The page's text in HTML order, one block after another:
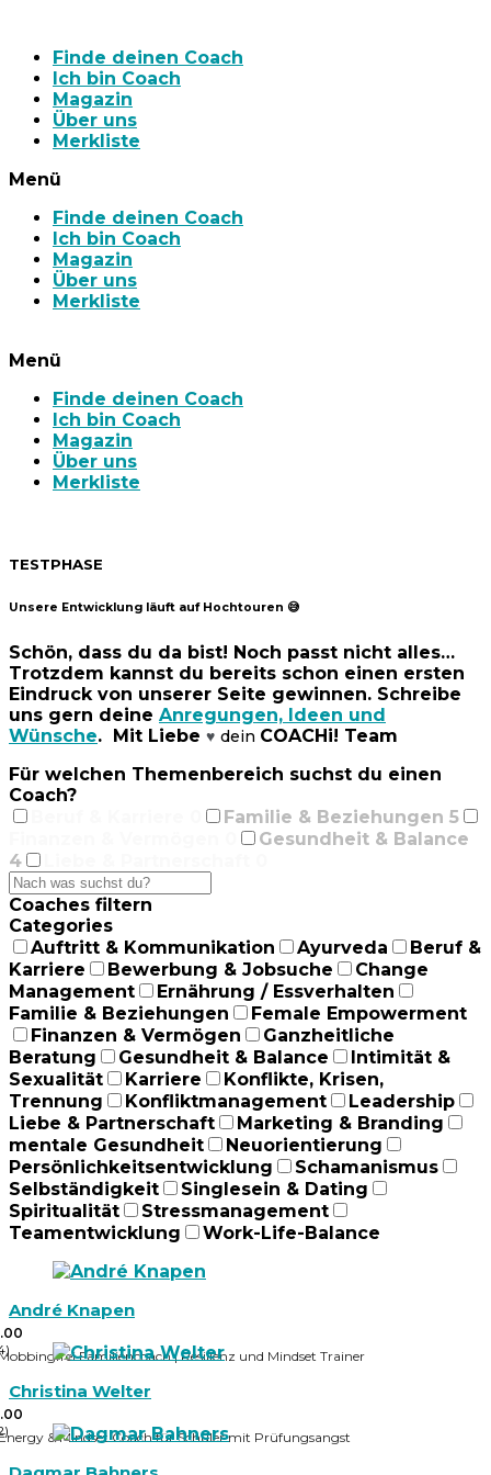
Finde deinen Coach
Ich bin Coach
Magazin
Über uns
Merkliste
Menü
Finde deinen Coach
Ich bin Coach
Magazin
Über uns
Merkliste
Menü
Finde deinen Coach
Ich bin Coach
Magazin
Über uns
Merkliste
TESTPHASE
Unsere Entwicklung läuft auf Hochtouren 😅
Schön, dass du da bist! Noch passt nicht alles…
Trotzdem kannst du bereits schon einen ersten
Eindruck von unserer Seite gewinnen. Schreibe
uns gern deine Anregungen, Ideen und
Wünsche. Mit Liebe ♥ dein COACHi! Team
Für welchen Themenbereich suchst du einen
Coach?
Familie & Beziehungen 5
Gesundheit & Balance
4
Coaches filtern
Categories
Auftritt & Kommunikation
Ayurveda
Beruf &
Karriere
Bewerbung & Jobsuche
Change
Management
Ernährung / Essverhalten
Familie & Beziehungen
Female Empowerment
Finanzen & Vermögen
Ganzheitliche
Beratung
Gesundheit & Balance
Intimität &
Sexualität
Karriere
Konflikte, Krisen,
Trennung
Konfliktmanagement
Leadership
Liebe & Partnerschaft
Marketing & Branding
mentale Gesundheit
Neuorientierung
Persönlichkeitsentwicklung
Schamanismus
Selbständigkeit
Singlesein & Dating
Spiritualität
Stressmanagement
Teamentwicklung
Work-Life-Balance
André Knapen
Familiencoach | Resilienz und Mindset Trainer
Christina Welter
& Mindset Coach für Schüler mit Prüfungsangst